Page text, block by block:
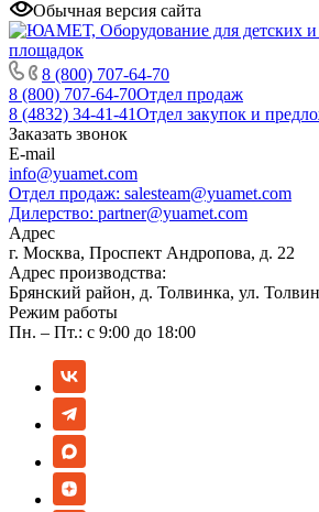
Обычная версия сайта
8 (800) 707-64-70
8 (800) 707-64-70Отдел продаж
8 (4832) 34-41-41Отдел закупок и
Заказать звонок
E-mail
info@yuamet.com
Отдел продаж: salesteam@yuamet.com
Дилерство: partner@yuamet.com
Адрес
г. Москва, Проспект Андропова, д. 22
Адрес производства:
Брянский район, д. Толвинка, ул.
Режим работы
Пн. – Пт.: с 9:00 до 18:00